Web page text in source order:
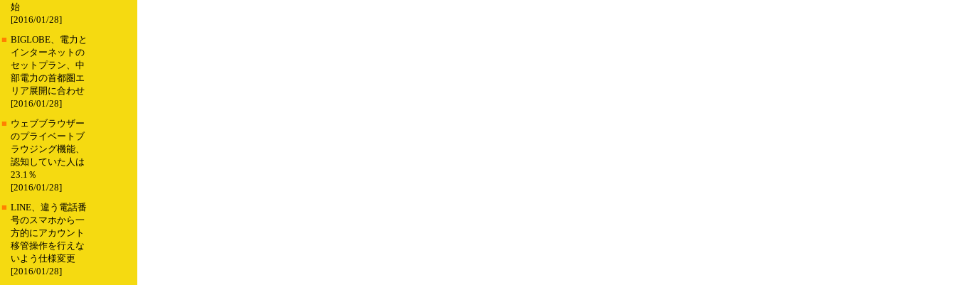
始
[2016/01/28]
■ BIGLOBE、電力と
インターネットの
セットプラン、中
部電力の首都圏エ
リア展開に合わせ
[2016/01/28]
■ ウェブブラウザー
のプライベートブ
ラウジング機能、
認知していた人は
23.1％
[2016/01/28]
■ LINE、違う電話番
号のスマホから一
方的にアカウント
移管操作を行えな
いよう仕様変更
[2016/01/28]